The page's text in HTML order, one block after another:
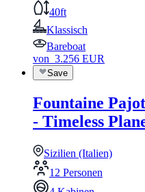
40ft
Klassisch
Bareboat
von 3.256 EUR
Save
Fountaine
- Timeless
Sizilien (Italien)
12 Personen